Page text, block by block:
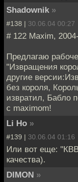
Shadownik »
#138 | 30.06.04 00:27
# 122 Maxim,
Предлагаю
"Извращения
другие
без короля,
извратил, Бабло
с maximom!
Li Ho »
#139 | 30.06.04 01:16
Или вот еще:
качества).
DIMON »